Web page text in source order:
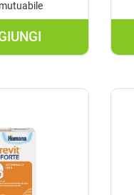
AGGIUNGI CARNIDYN
20BUST AL